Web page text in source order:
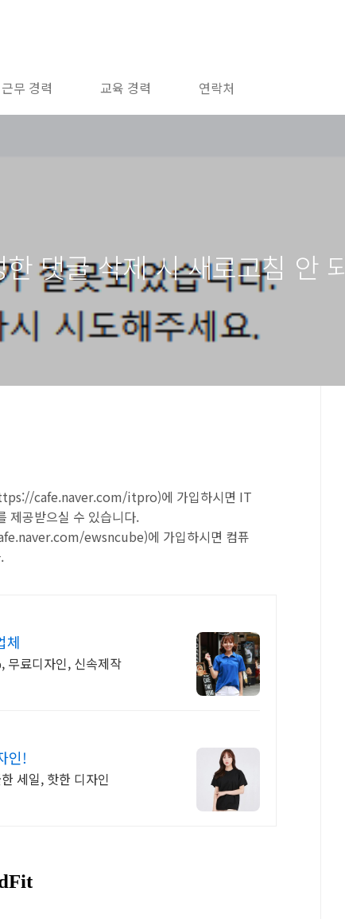
근무 경력 교육 경력 연락처
댓글 삭제 시 새로고침 안
cafe.naver.com/itpro)에 가입하시면 IT
제공받으실 수 있습니다.
ewsncube)에 가입하시면 컴퓨
체
무료디자인, 신속제작
인!
세일, 핫한 디자인